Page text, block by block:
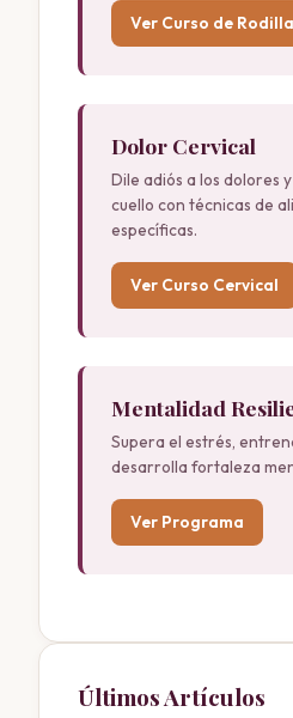
Ver Curso de
Dolor Cervical
Dile adiós a los dolores
cuello con técnicas de
específicas.
Ver Curso Cervical
Mentalidad
Supera el estrés,
desarrolla fortaleza
Ver Programa
Últimos Artículos